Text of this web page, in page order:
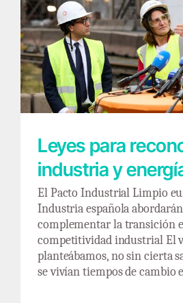
Leyes para reconciliar
Leyes para
industria y
El Pacto Industrial Limpio
Industria española
complementar la transición
competitividad industrial El
planteábamos, no sin cierta
se vivían tiempos de cambio